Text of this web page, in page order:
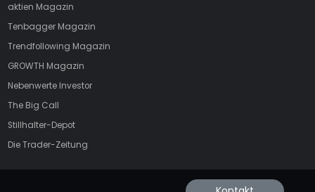
aktien Magazin
Tenbagger Magazin
Trendfollowing Magazin
GROWTH Magazin
Nebenwerte Investor
The Big Call
Stillhalter-Depot
Die Trader-Zeitung